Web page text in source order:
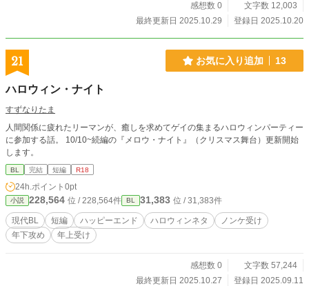
感想数 0
文字数 12,003
最終更新日 2025.10.29
登録日 2025.10.20
21 お気に入り追加 13
ハロウィン・ナイト
すずなりたま
人間関係に疲れたリーマンが、癒しを求めてゲイの集まるハロウィンパーティー
に参加する話。 10/10~続編の『メロウ・ナイト』（クリスマス舞台）更新開始
します。
BL 完結 短編 R18
24h.ポイント 0pt
小説 228,564 位 / 228,564件 BL 31,383 位 / 31,383件
現代BL 短編 ハッピーエンド ハロウィンネタ
ノンケ受け
年下攻め
年上受け
感想数 0
文字数 57,244
最終更新日 2025.10.27
登録日 2025.09.11